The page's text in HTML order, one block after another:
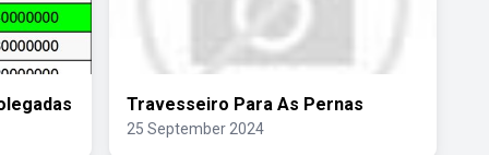
Travesseiro Para As Pernas
25 September 2024